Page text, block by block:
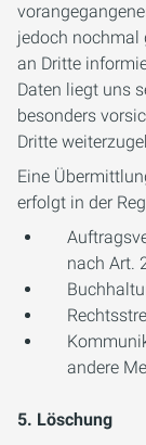
jedoch nochmal
an Dritte
Daten liegt uns
besonders
Dritte
Eine
erfolgt in der
nach Art.
andere
5. Löschung